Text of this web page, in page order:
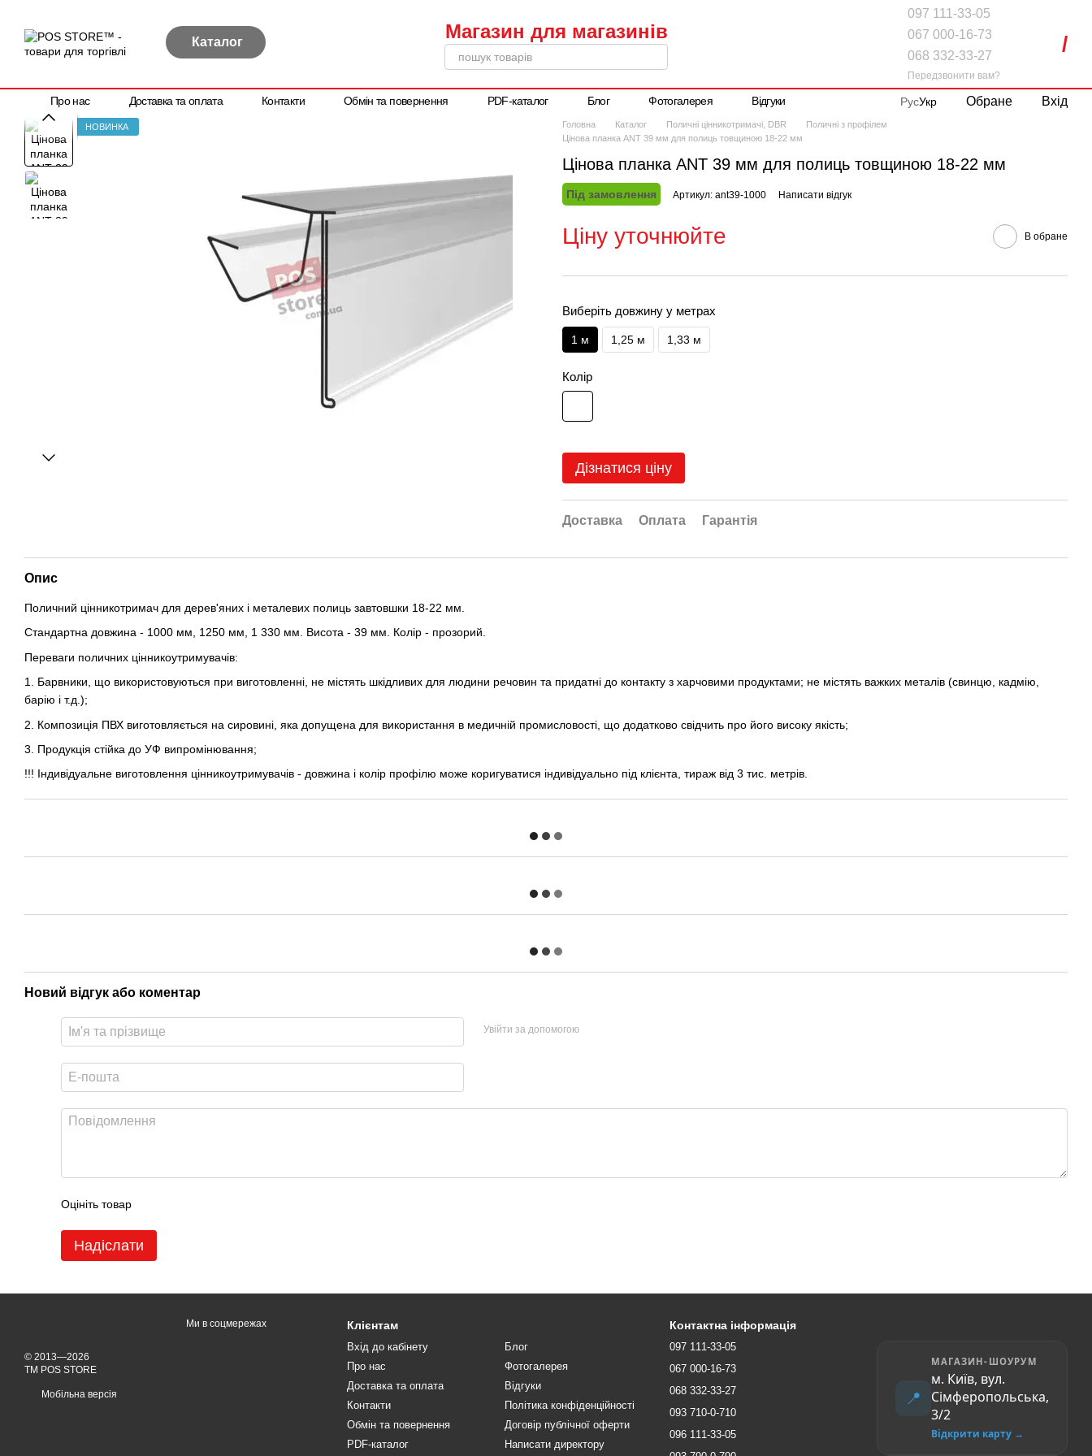
Каталог
097 111-33-05
067 000-16-73
068 332-33-27
Передзвонити вам?
Про нас Доставка та оплата Контакти Обмін та повернення PDF-каталог Блог Фотогалерея
Відгуки
Політика конфіденційності
РусУкр Обране Вхід
НОВИНКА Головна Каталог Поличні цінникотримачі, DBR
Поличні з профілем
Цінова планка ANT 39 мм для полиць товщиною 18-22 мм
Цінова планка ANT 39 мм для полиць товщиною 18-22 мм
Під замовлення Артикул: ant39-1000 Написати відгук
Ціну уточнюйте В обране
Виберіть довжину у метрах
1 м 1,25 м 1,33 м
Колір
Дізнатися ціну
Доставка Оплата Гарантія
Опис
Поличний цінникотримач для дерев'яних і металевих полиць завтовшки 18-22 мм.
Стандартна довжина - 1000 мм, 1250 мм, 1 330 мм. Висота - 39 мм. Колір - прозорий.
Переваги поличних цінникоутримувачів:
1. Барвники, що використовуються при виготовленні, не містять шкідливих для людини речовин та придатні до контакту з харчовими продуктами; не містять важких металів (свинцю, кадмію,
барію і т.д.);
2. Композиція ПВХ виготовляється на сировині, яка допущена для використання в медичній промисловості, що додатково свідчить про його високу якість;
3. Продукція стійка до УФ випромінювання;
!!! Індивідуальне виготовлення цінникоутримувачів - довжина і колір профілю може коригуватися індивідуально під клієнта, тираж від 3 тис. метрів.
Новий відгук або коментар
Увійти за допомогою
Оцініть товар
Надіслати
© 2013—2026
TM POS STORE
Мобільна версія
Ми в соцмережах Клієнтам
Вхід до кабінету
Про нас
Доставка та оплата
Контакти
Обмін та повернення
PDF-каталог
Блог
Фотогалерея
Відгуки
Політика конфіденційності
Договір публічної оферти
Написати директору
Контактна інформація
097 111-33-05
067 000-16-73
068 332-33-27
093 710-0-710
096 111-33-05
📍
МАГАЗИН-ШОУРУМ
м. Київ, вул.
Сімферопольська,
3/2
Відкрити карту →